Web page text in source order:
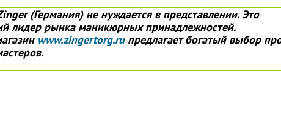
(Германия) не нуждается в представлении. Это
лидер рынка маникюрных принадлежностей.
www.zingertorg.ruпредлагает богатый выбор